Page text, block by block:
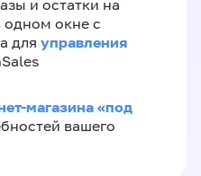
и остатки на
одном окне с
для управления
магазина «под
вашего